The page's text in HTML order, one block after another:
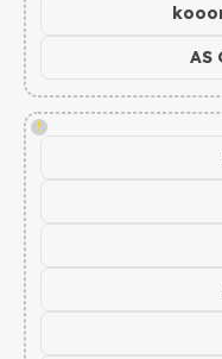
!